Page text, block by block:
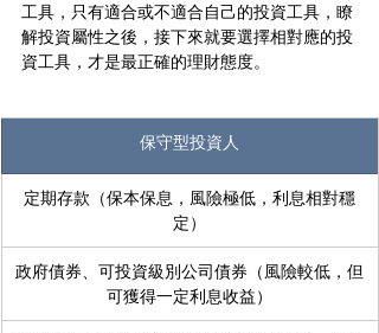
工具，只有適合或不適合自己的投資工具，瞭
解投資屬性之後，接下來就要選擇相對應的投
資工具，才是最正確的理財態度。
保守型投資人
定期存款（保本保息，風險極低，利息相對穩
定）
政府債券、可投資級別公司債券（風險較低，但
可獲得一定利息收益）